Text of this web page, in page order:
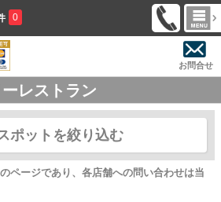
0
お問合せ
レストラン
ポットを絞り込む
ページであり、各店舗への問い合わせは当